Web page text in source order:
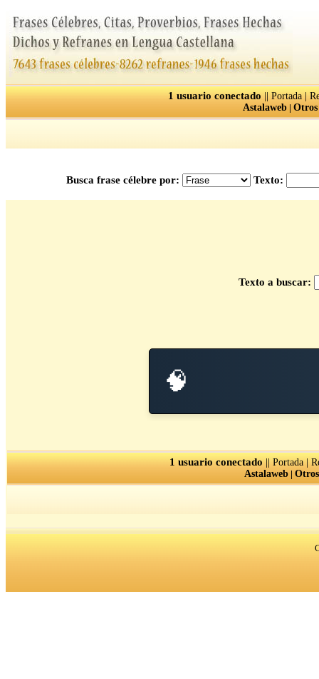
1 usuario conectado||Portada|
Astalaweb|
Busca frase célebre por: Texto:
Texto a buscar:
🧠
1 usuario conectado||Portada|
Astalaweb|